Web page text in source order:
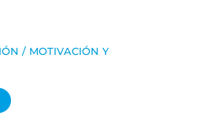
/ MOTIVACIÓN Y